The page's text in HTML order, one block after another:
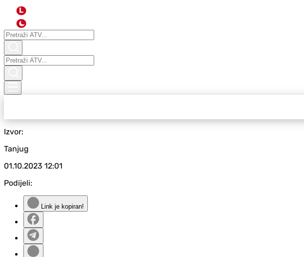
L
Izvor:
Tanjug
01.10.2023 12:01
Podijeli:
Link je kopiran!